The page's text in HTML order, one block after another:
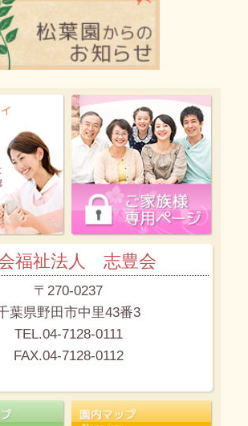
福祉法人 志豊会
〒270-0237
葉県野田市中里43番3
TEL.04-7128-0111
FAX.04-7128-0112